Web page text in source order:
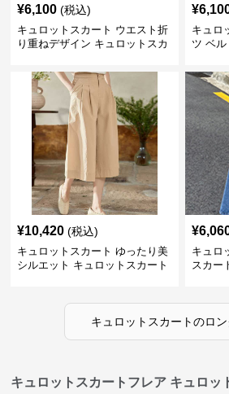
¥6,100 (税込)
キュロットスカート ウエスト折
り重ねデザイン キュロットスカ
¥
キュロ
ツ ベ
¥10,420 (税込)
キュロットスカート ゆったり美
シルエット キュロットスカート
¥
キュロ
スカー
キュロットスカートのロ
キュロットスカートフレア キュロッ